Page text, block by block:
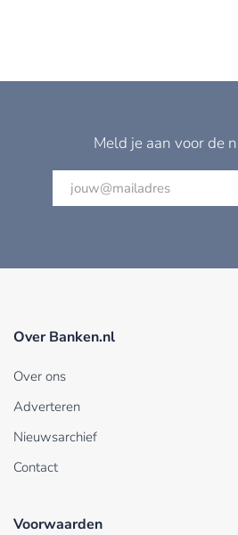
Meld je aan voor de
Over Banken.nl
Over ons
Adverteren
Nieuwsarchief
Contact
Voorwaarden